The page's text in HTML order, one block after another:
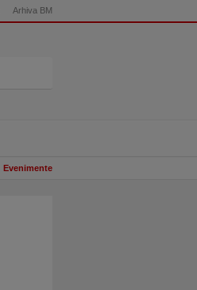
Arhiva BM
Evenimente